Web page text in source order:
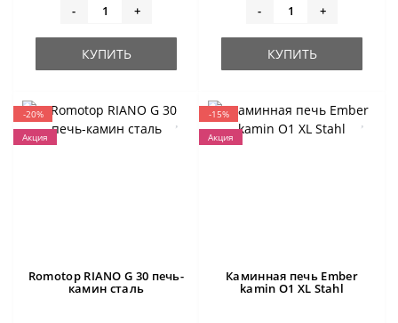
- +
КУПИТЬ
- +
КУПИТЬ
-20%
Акция
Romotop RIANO G 30 печь-
камин сталь
-15%
Акция
Каминная печь Ember
kamin O1 XL Stahl